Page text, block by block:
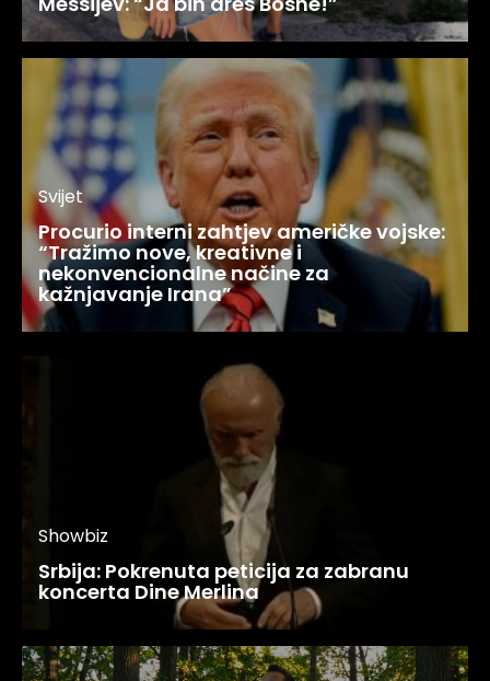
Svijet
Procurio interni zahtjev američke vojske:
“Tražimo nove, kreativne i
nekonvencionalne načine za
kažnjavanje Irana”
Showbiz
Srbija: Pokrenuta peticija za zabranu
koncerta Dine Merlina